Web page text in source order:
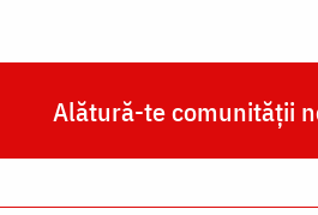
Alătură-te comunității